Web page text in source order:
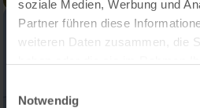
soziale Medien, Werbung und
Partner führen diese
weiteren Daten zusammen, die
Notwendig